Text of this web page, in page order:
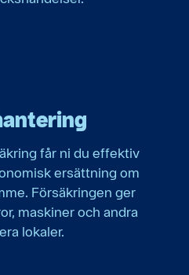
får ni du effektiv
ersättning om
Försäkringen ger
maskiner och andra
lokaler.